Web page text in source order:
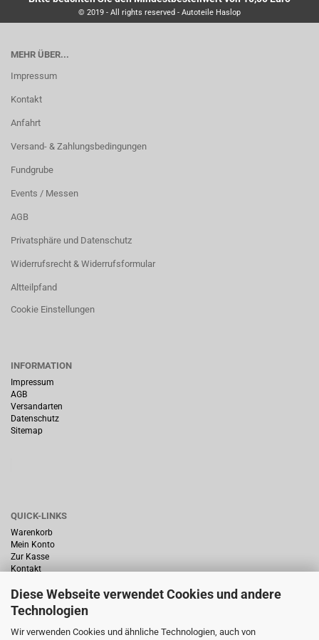
Diese Webseite verwendet Cookies und andere
Technologien
Wir verwenden Cookies und ähnliche Technologien, auch von
© 2019 - All rights reserved - Autoteile Haslop
MEHR ÜBER...
Impressum
Kontakt
Anfahrt
Versand- & Zahlungsbedingungen
Fundgrube
Events / Messen
AGB
Privatsphäre und Datenschutz
Widerrufsrecht & Widerrufsformular
Altteilpfand
Cookie Einstellungen
INFORMATION
Impressum
AGB
Versandarten
Datenschutz
Sitemap
QUICK-LINKS
Warenkorb
Mein Konto
Zur Kasse
Kontakt